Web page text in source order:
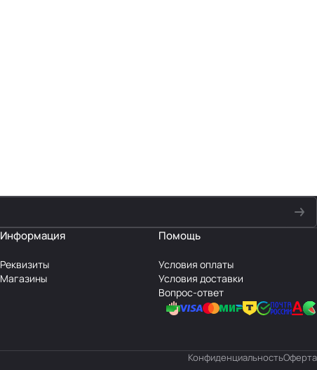
Информация
Реквизиты
Магазины
Помощь
Условия оплаты
Условия доставки
Вопрос-ответ
КонфиденциальностьОферта